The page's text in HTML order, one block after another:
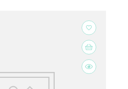
favorite_border